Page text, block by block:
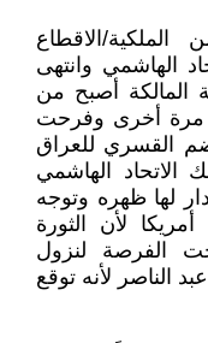
الاقطاع
الهاشمي وانتهى
المالكة أصبح من
مرة أخرى وفرحت
القسري للعراق
الاتحاد الهاشمي
لها ظهره وتوجه
لأن الثورة
الفرصة لنزول
الناصر لأنه توقع